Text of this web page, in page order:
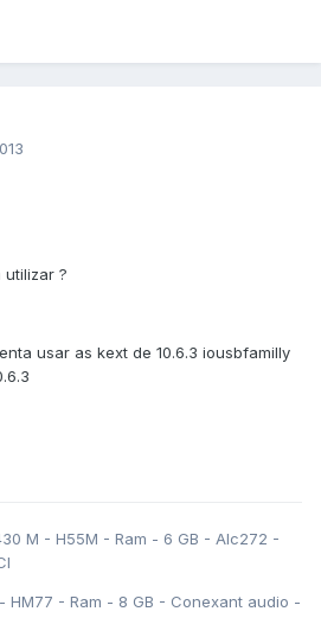
?
usar as kext de 10.6.3 iousbfamilly
M - H55M - Ram - 6 GB - Alc272 -
HM77 - Ram - 8 GB - Conexant audio -